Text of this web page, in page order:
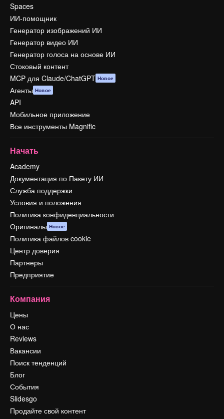
Spaces
ИИ-помощник
Генератор изображений ИИ
Генератор видео ИИ
Генератор голоса на основе ИИ
Стоковый контент
MCP для Claude/ChatGPT Новое
Агенты Новое
API
Мобильное приложение
Все инструменты Magnific
Начать
Academy
Документация по Пакету ИИ
Служба поддержки
Условия и положения
Политика конфиденциальности
Оригиналы Новое
Политика файлов cookie
Центр доверия
Партнеры
Предприятие
Компания
Цены
О нас
Reviews
Вакансии
Поиск тенденций
Блог
События
Slidesgo
Продайте свой контент